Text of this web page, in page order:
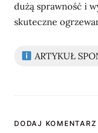
dużą sprawność i
skuteczne
ARTYKUŁ
DODAJ KOMENTARZ